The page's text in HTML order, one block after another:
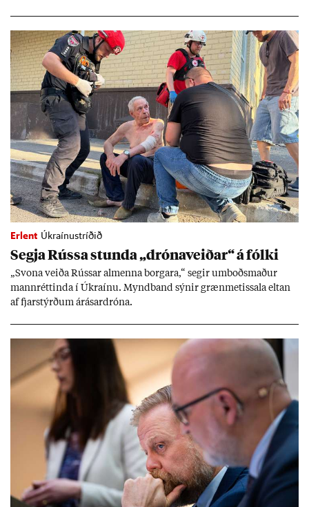
Erlent Úkraínustríðið
Segja Rússa stunda „dróna­veið­ar“ á fólki
„Svona veiða Rúss­ar al­menna borg­ara,“ seg­ir um­boðs­mað­ur
mann­rétt­inda í Úkraínu. Mynd­band sýn­ir græn­met­issala elt­an
af fjar­stýrð­um árás­ar­dróna.